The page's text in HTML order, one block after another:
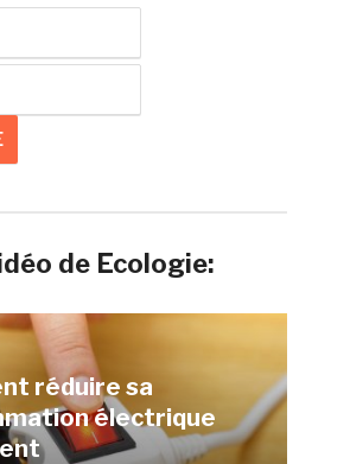
de Ecologie:
réduire sa
électrique